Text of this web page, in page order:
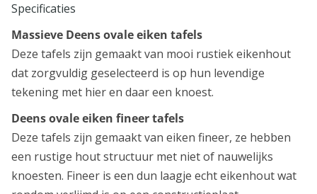
Specificaties
Massieve Deens ovale eiken tafels
Deze tafels zijn gemaakt van mooi rustiek eikenhout
dat zorgvuldig geselecteerd is op hun levendige
tekening met hier en daar een knoest.
Deens ovale eiken fineer tafels
Deze tafels zijn gemaakt van eiken fineer, ze hebben
een rustige hout structuur met niet of nauwelijks
knoesten. Fineer is een dun laagje echt eikenhout wat